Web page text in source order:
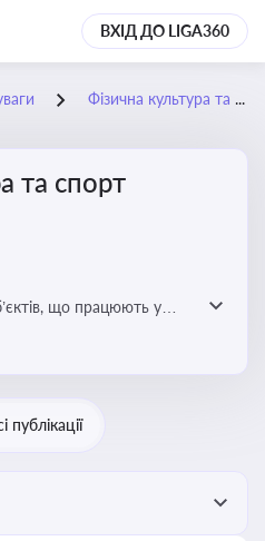
ВХІД ДО LIGA360
Фізична культура та спорт
та спорт
що працюють у
включаючи
і аматорський
та ефективної
у цій галузі
публікації